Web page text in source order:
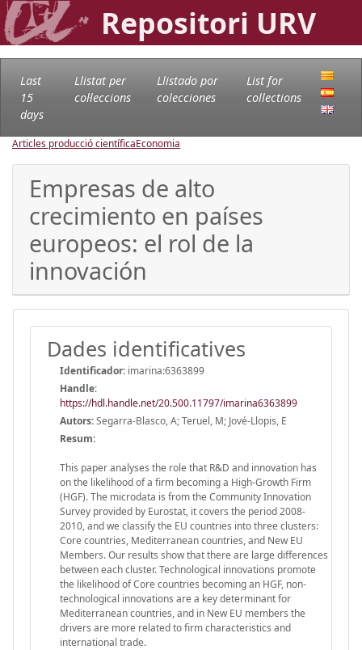
Repositori URV
Last
15
days
Llistat per
col·leccions
Llistado por
colecciones
List for
collections
Articles producció científicaEconomia
Empresas de alto
crecimiento en países
europeos: el rol de la
innovación
Dades identificatives
Identificador: imarina:6363899
Handle:
https://hdl.handle.net/20.500.11797/imarina6363899
Autors:Segarra-Blasco, A; Teruel, M; Jové-Llopis, E
Resum:
This paper analyses the role that R&D and innovation has
on the likelihood of a firm becoming a High-Growth Firm
(HGF). The microdata is from the Community Innovation
Survey provided by Eurostat, it covers the period 2008-
2010, and we classify the EU countries into three clusters:
Core countries, Mediterranean countries, and New EU
Members. Our results show that there are large differences
between each cluster. Technological innovations promote
the likelihood of Core countries becoming an HGF, non-
technological innovations are a key determinant for
Mediterranean countries, and in New EU members the
drivers are more related to firm characteristics and
international trade.